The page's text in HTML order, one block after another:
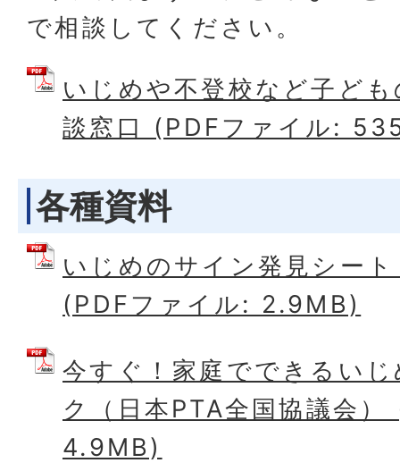
で相談してください。
いじめや不登校など子ど
談窓口 (PDFファイル:
各種資料
いじめのサイン発見シー
(PDFファイル: 2.9MB)
今すぐ！家庭でできるい
ク（日本PTA全国協議会
4.9MB)